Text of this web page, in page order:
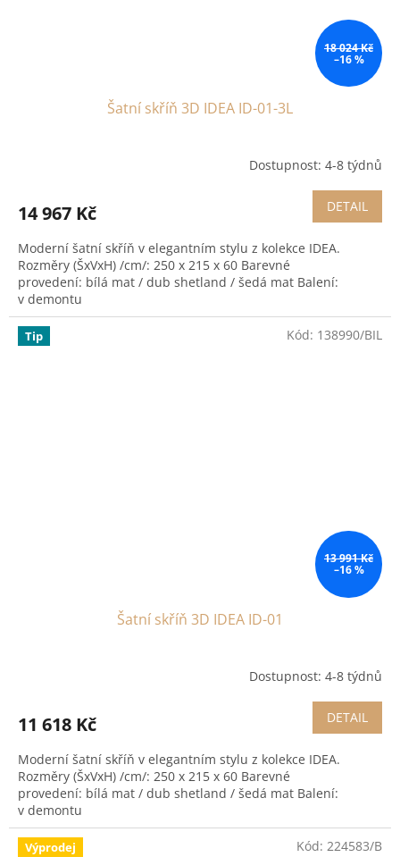
18 024 Kč
–16 %
Šatní skříň 3D IDEA ID-01-3L
Dostupnost: 4-8 týdnů
14 967 Kč DETAIL
Moderní šatní skříň v elegantním stylu z kolekce IDEA.
Rozměry (ŠxVxH) /cm/: 250 x 215 x 60 Barevné
provedení: bílá mat / dub shetland / šedá mat Balení:
v demontu
Tip
13 991 Kč
–16 %
Šatní skříň 3D IDEA ID-01
Dostupnost: 4-8 týdnů
11 618 Kč DETAIL
Moderní šatní skříň v elegantním stylu z kolekce IDEA.
Rozměry (ŠxVxH) /cm/: 250 x 215 x 60 Barevné
provedení: bílá mat / dub shetland / šedá mat Balení:
v demontu
Kód: 138990/BIL
Výprodej Kód: 224583/B